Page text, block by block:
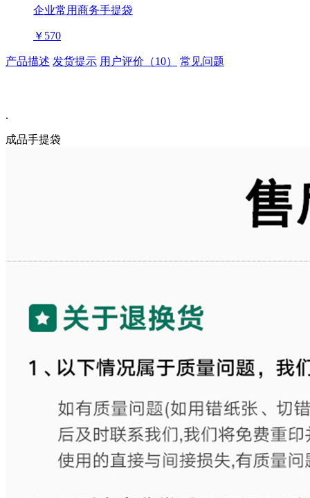
企业常用商务手提袋
￥570
产品描述 发货提示 用户评价（10） 常见问题
.
成品手提袋